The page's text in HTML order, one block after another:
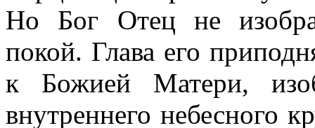
Но Бог Отец не
покой. Глава его
к Божией Матери,
внутреннего небесного